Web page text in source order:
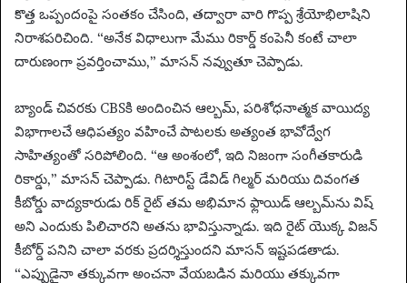
కొత్త ఒప్పందంపై సంతకం చేసింది, తద్వారా వారి గొప్ప శ్రేయోభిలాషిని
నిరాశపరిచింది. “అనేక విధాలుగా మేము రికార్డ్ కంపెనీ కంటే చాలా
దారుణంగా ప్రవర్తించాము,” మాసన్ నవ్వుతూ చెప్పాడు.
బ్యాండ్ చివరకు CBSకి అందించిన ఆల్బమ్, పరిశోధనాత్మక వాయిద్య
విభాగాలచే ఆధిపత్యం వహించే పాటలకు అత్యంత భావోద్వేగ
సాహిత్యంతో సరిపోలింది. “ఆ అంశంలో, ఇది నిజంగా సంగీతకారుడి
రికార్డు,” మాసన్ చెప్పాడు. గిటారిస్ట్ డేవిడ్ గిల్మర్ మరియు దివంగత
కీబోర్డు వాద్యకారుడు రిక్ రైట్ తమ అభిమాన ఫ్లాయిడ్ ఆల్బమ్‌ను విష్
అని ఎందుకు పిలిచారని అతను భావిస్తున్నాడు. ఇది రైట్ యొక్క విజన్
కీబోర్డ్ పనిని చాలా వరకు ప్రదర్శిస్తుందని మాసన్ ఇష్టపడతాడు.
“ఎప్పుడైనా తక్కువగా అంచనా వేయబడిన మరియు తక్కువగా